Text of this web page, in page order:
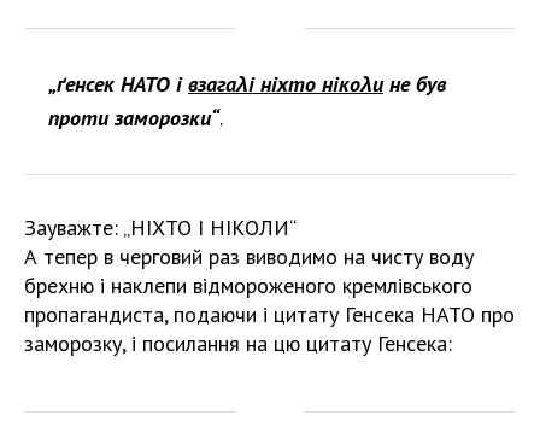
„ґенсек НАТО івзагаλі ніхто нікоλине був
проти заморозки“.
Зауважте: „НІХТО І НІКОЛИ“
А тепер в черговий раз виводимо на чисту воду
брехню і наклепи відмороженого кремлівського
пропагандиста, подаючи і цитату Генсека НАТО про
заморозку, і посилання на цю цитату Генсека: